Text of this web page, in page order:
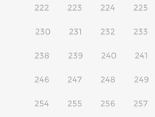
222 223 224 225
230 231 232 233
238 239 240 241
246 247 248 249
254 255 256 257